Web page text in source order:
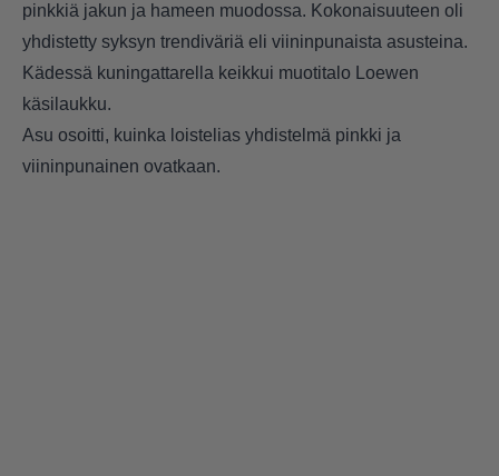
pinkkiä jakun ja hameen muodossa. Kokonaisuuteen oli
yhdistetty syksyn trendiväriä eli viininpunaista asusteina.
Kädessä kuningattarella keikkui muotitalo Loewen
käsilaukku.
Asu osoitti, kuinka loistelias yhdistelmä pinkki ja
viininpunainen ovatkaan.